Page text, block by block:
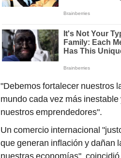
"Debemos fortalecer nuestros
mundo cada vez más
nuestros emprendedores".
Un comercio internacional
que generan inflación y dañan
nuestras economías", coincidió